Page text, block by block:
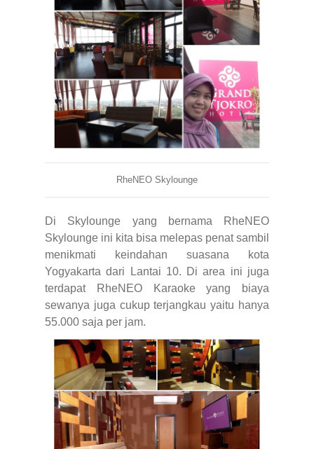
RheNEO Skylounge
Di Skylounge yang bernama RheNEO
Skylounge ini kita bisa melepas penat sambil
menikmati keindahan suasana kota
Yogyakarta dari Lantai 10. Di area ini juga
terdapat RheNEO Karaoke yang biaya
sewanya juga cukup terjangkau yaitu hanya
55.000 saja per jam.